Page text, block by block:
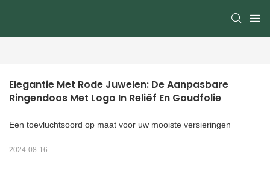
Elegantie Met Rode Juwelen: De Aanpasbare
Ringendoos Met Logo In Reliëf En Goudfolie
Een toevluchtsoord op maat voor uw mooiste versieringen
2024-08-16